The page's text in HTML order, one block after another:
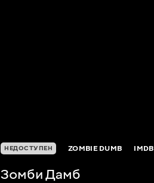
НЕДОСТУПЕН ZOMBIE DUMB IMDB
Зомби Дамб